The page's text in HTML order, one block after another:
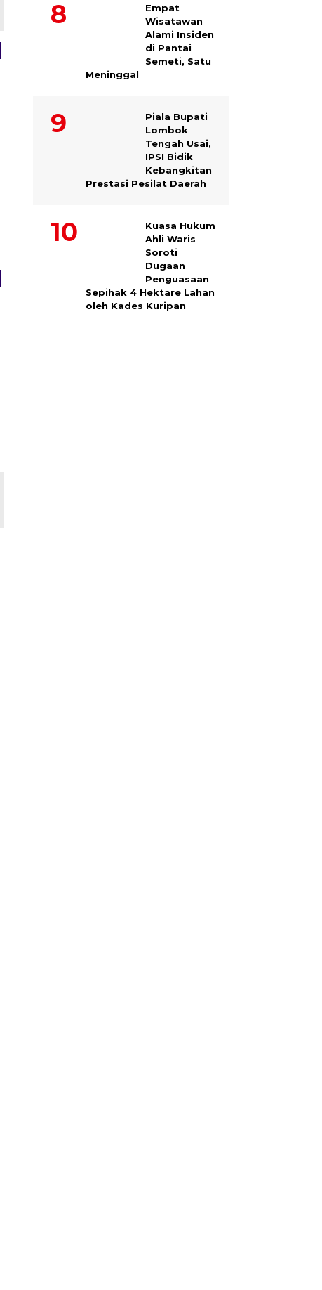
Empat
Wisatawan
Alami Insiden
di Pantai
Semeti, Satu
Meninggal
Piala Bupati
Lombok
Tengah Usai,
IPSI Bidik
Kebangkitan
Prestasi Pesilat Daerah
Kuasa Hukum
Ahli Waris
Soroti
Dugaan
Penguasaan
Sepihak 4 Hektare Lahan
oleh Kades Kuripan